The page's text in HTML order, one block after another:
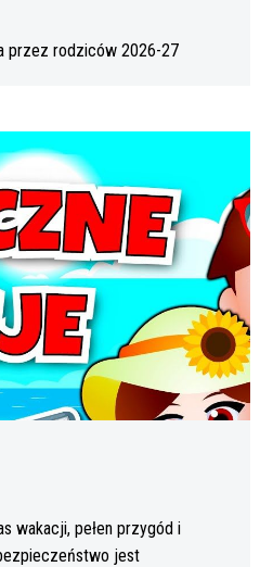
przez rodziców 2026-27
Bezpiecznych
wakacji
wakacji, pełen przygód i
jest